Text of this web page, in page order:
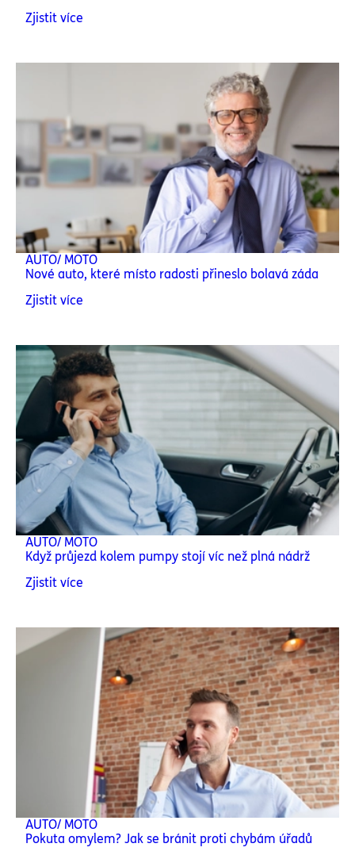
Zjistit více
AUTO/ MOTO
Nové auto, které místo radosti přineslo bolavá záda
Zjistit více
AUTO/ MOTO
Když průjezd kolem pumpy stojí víc než plná nádrž
Zjistit více
AUTO/ MOTO
Pokuta omylem? Jak se bránit proti chybám úřadů